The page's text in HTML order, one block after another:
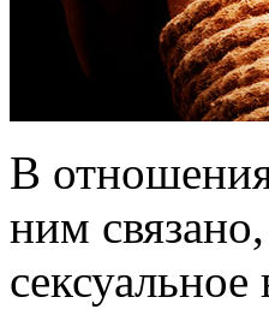
В
ним